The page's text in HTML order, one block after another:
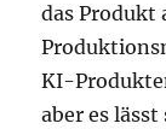
das Produkt
KI-
aber es